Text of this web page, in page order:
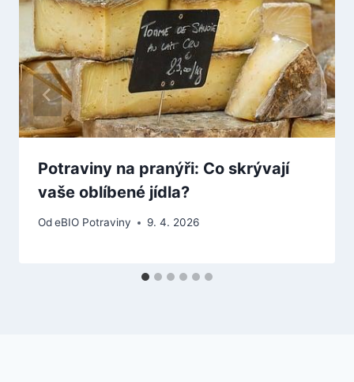
Potraviny na pranýři: Co skrývají
vaše oblíbené jídla?
OdeBIO Potraviny 9. 4. 2026